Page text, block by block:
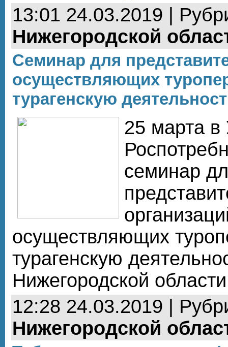
13:01 24.03.2019 |
Нижегородской
Семинар для
осуществляющих
турагенскую
25 марта в
семинар
осуществляющих
турагенскую
Нижегородской
12:28 24.03.2019 |
Нижегородской